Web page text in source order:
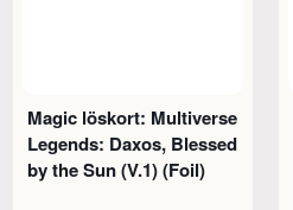
Magic löskort: Multiverse
Legends: Daxos, Blessed
by the Sun (V.1) (Foil)